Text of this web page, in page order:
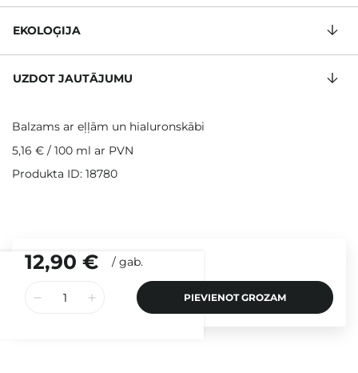
12,90 € / gab.
PIEVIENOT GROZAM
EKOLOĢIJA
UZDOT JAUTĀJUMU
Balzams ar eļļām un hialuronskābi
5,16 € / 100 ml ar PVN
Produkta ID: 18780